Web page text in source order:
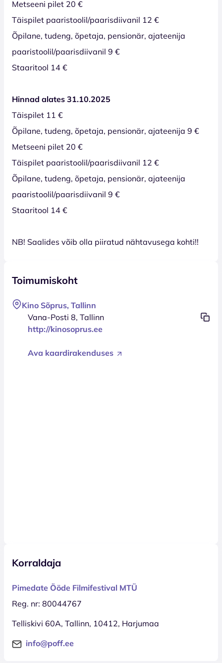
Metseeni pilet 20 €
Täispilet paaristoolil/paarisdiivanil 12 €
Õpilane, tudeng, õpetaja, pensionär, ajateenija
paaristoolil/paarisdiivanil 9 €
Staaritool 14 €
Hinnad alates 31.10.2025
Täispilet 11 €
Õpilane, tudeng, õpetaja, pensionär, ajateenija 9 €
Metseeni pilet 20 €
Täispilet paaristoolil/paarisdiivanil 12 €
Õpilane, tudeng, õpetaja, pensionär, ajateenija
paaristoolil/paarisdiivanil 9 €
Staaritool 14 €
NB! Saalides võib olla piiratud nähtavusega kohti!!
Toimumiskoht
Kino Sõprus, Tallinn
Vana-Posti 8, Tallinn
http://kinosoprus.ee
Ava kaardirakenduses
Korraldaja
Pimedate Ööde Filmifestival MTÜ
Reg. nr: 80044767
Telliskivi 60A, Tallinn, 10412, Harjumaa
info@poff.ee